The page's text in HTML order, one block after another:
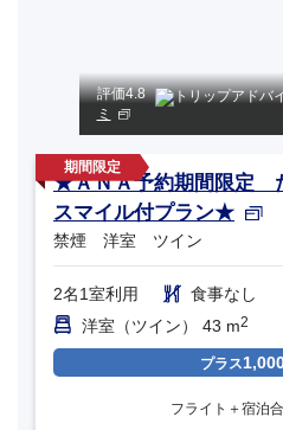
評価4.8
ミ
★ＡＮＡ予約期間限定
スマイル付プラン★
禁煙 洋室 ツイン
2名1室利用
食事なし
洋室（ツイン） 43 m2
プラス
フライト＋宿泊